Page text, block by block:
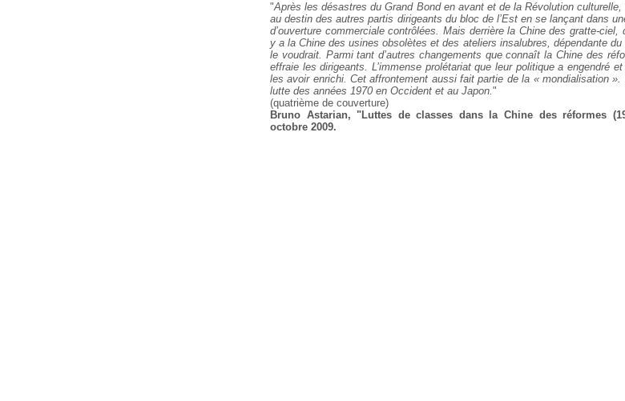
"Après les désastres du Grand Bond en avant et de la Révolution culturelle,
au destin des autres partis dirigeants du bloc de l’Est en se lançant dans
d’ouverture commerciale contrôlées. Mais derrièrela Chine des gratte-ciel,
y a la Chine des usines obsolètes et des ateliers insalubres, dépendante du
le voudrait. Parmi tant d’autres changements que connaît la Chine des
effraie les dirigeants. L’immense prolétariat que leur politique a engendré
les avoir enrichi. Cet affrontement aussi fait partie de la « mondialisation
lutte des années 1970 en Occident et au Japon."
(quatrième de couverture)
Bruno Astarian, "Luttes de classes dans la Chine des réformes
octobre 2009.